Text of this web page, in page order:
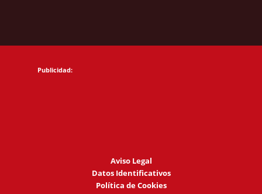
Aviso Legal
Datos Identificativos
Política de Cookies